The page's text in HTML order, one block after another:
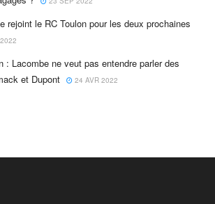
rejoint le RC Toulon pour les deux prochaines
: Lacombe ne veut pas entendre parler des
et Dupont
24 AVR 2022